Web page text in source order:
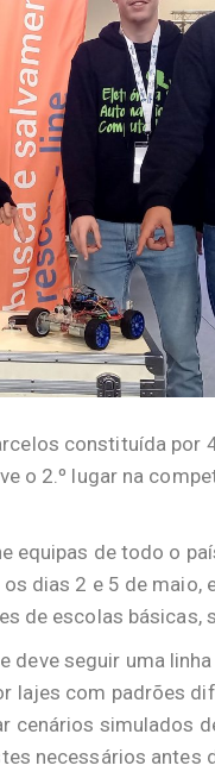
constituída por
o 2.º lugar na
equipas de todo o
dias 2 e 5 de maio,
de escolas básicas,
deve seguir uma
com padrões
simulados
necessários antes